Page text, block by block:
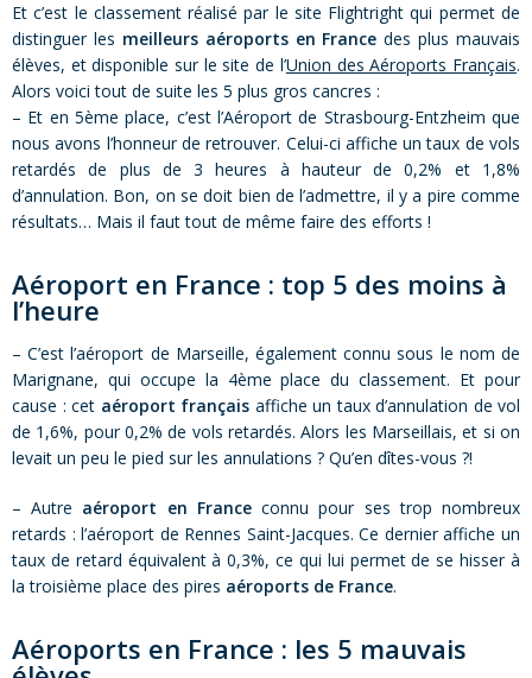
Et c’est le classement réalisé par le site Flightright qui permet de
distinguer les meilleurs aéroports en France des plus mauvais
élèves, et disponible sur le site de l’Union des Aéroports Français.
Alors voici tout de suite les 5 plus gros cancres :
– Et en 5ème place, c’est l’Aéroport de Strasbourg-Entzheim que
nous avons l’honneur de retrouver. Celui-ci affiche un taux de vols
retardés de plus de 3 heures à hauteur de 0,2% et 1,8%
d’annulation. Bon, on se doit bien de l’admettre, il y a pire comme
résultats… Mais il faut tout de même faire des efforts !
Aéroport en France : top 5 des moins à
l’heure
– C’est l’aéroport de Marseille, également connu sous le nom de
Marignane, qui occupe la 4ème place du classement. Et pour
cause : cet aéroport français affiche un taux d’annulation de vol
de 1,6%, pour 0,2% de vols retardés. Alors les Marseillais, et si on
levait un peu le pied sur les annulations ? Qu’en dîtes-vous ?!
– Autre aéroport en Franceconnu pour ses trop nombreux
retards : l’aéroport de Rennes Saint-Jacques. Ce dernier affiche un
taux de retard équivalent à 0,3%, ce qui lui permet de se hisser à
la troisième place des pires aéroports de France.
Aéroports en France : les 5 mauvais